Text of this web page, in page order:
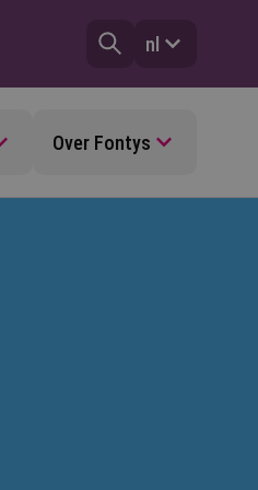
nl
Over Fontys